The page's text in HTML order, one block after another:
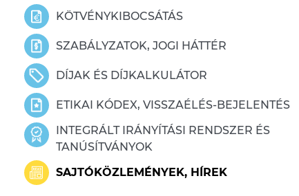
KÖTVÉNYKIBOCSÁTÁS
SZABÁLYZATOK, JOGI HÁTTÉR
DÍJAK ÉS DÍJKALKULÁTOR
ETIKAI KÓDEX, VISSZAÉLÉS-BEJELENTÉS
INTEGRÁLT IRÁNYÍTÁSI RENDSZER ÉS
TANÚSÍTVÁNYOK
SAJTÓKÖZLEMÉNYEK, HÍREK